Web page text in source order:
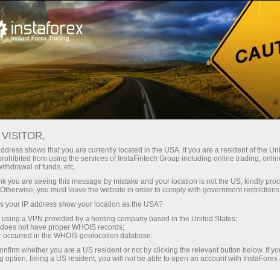
เปิดบัญชีเทรดทันที แพลตฟอร์มการเทรด
หรับผู้เริ่มต้นใหม่ สำหรับนักลงทุน สำหรับหุ้นส่วน แคม
บบัญชี 51139325 - SR Trade - RoboTRADE24
เปิดบัญชีเดโม่
PAMM ForexCopy
FOLLOWERS
175
EQUITY
135149.04
TOTAL
shows that you are currently located in the USA. If you are a resident of the
from using the services of InstaFintech Group including online trading,
of funds, etc.
you are seeing this message by mistake and your location is not the US, kindly
you must leave the website in order to comply with government
your IP address show your location as the USA?
using a VPN provided by a hosting company based in the United States;
not have proper WHOIS records;
occurred in the WHOIS geolocation database.
whether you are a US resident or not by clicking the relevant button below. If
option, being a US resident, you will not be able to open an account with InstaForex